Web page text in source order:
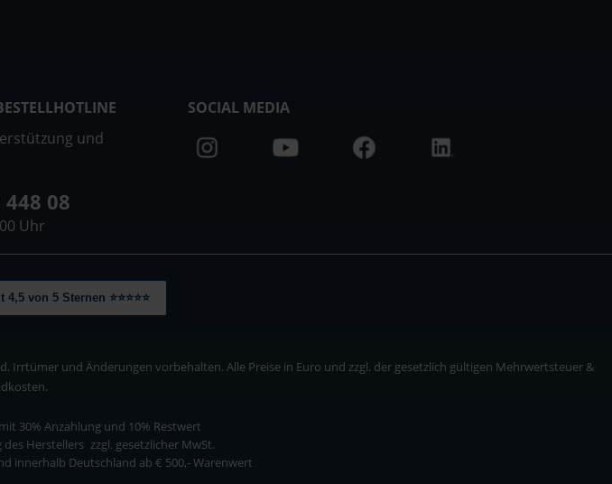
und
448 08
Uhr
SOCIAL MEDIA
von 5 Sternen ⭐⭐⭐⭐⭐
und Änderungen vorbehalten. Alle Preise in Euro und zzgl. der gesetzlich gültigen Mehrwertsteuer &
30% Anzahlung und 10% Restwert
des Herstellers zzgl. gesetzlicher MwSt.
innerhalb Deutschland ab € 500,- Warenwert